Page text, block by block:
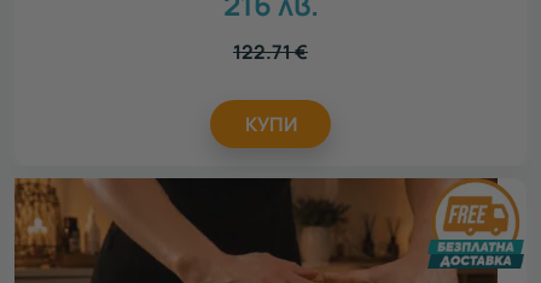
122.71€
КУПИ